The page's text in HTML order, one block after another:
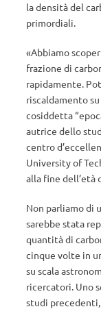
la densità del
primordiali.
«Abbiamo
frazione di
rapidamente.
riscaldamento
cosiddetta
autrice dello
centro
University of
alla fine dell’età
Non parliamo di
sarebbe stata
quantità di
cinque volte in
su scala
ricercatori. Uno
studi precedenti,